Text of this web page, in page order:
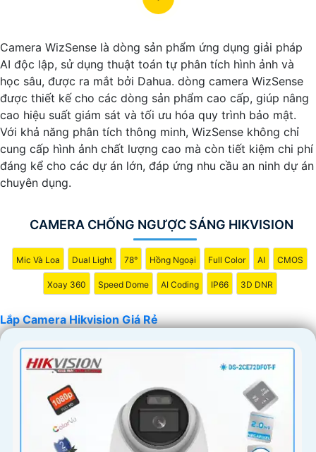
Với kinh nghiệm lâu năm trong lĩnh vực lắp đặt camera an
đến cho quý vị những giải pháp an ninh hiệu quả, đáng tin
cậy và tiết kiệm chi phí.
Camera của Hikvision được biết đến là một trong những
thương hiệu hàng đầu thế giới về giải pháp an ninh video.
Với các tính năng và công nghệ tiên tiến, camera Hikvision
không chỉchắc chắnchất lượng hình ảnh sắc nét mà còn
đem đến sự tin cậy và an toàn cho dự án của quý vị.
Nếu quý vị quan tâm đến việc lắp đặt camera Hikvision giá
rẻ và chuyên nghiệp cho dự án của mình, chúng tôi luôn
Camera WizSense là dòng sản phẩm ứng dụng giải pháp
AI độc lập, sử dụng thuật toán tự phân tích hình ảnh và
học sâu, được ra mắt bởi Dahua. dòng camera WizSense
được thiết kế cho các dòng sản phẩm cao cấp, giúp nâng
cao hiệu suất giám sát và tối ưu hóa quy trình bảo mật.
Với khả năng phân tích thông minh, WizSense không chỉ
cung cấp hình ảnh chất lượng cao mà còn tiết kiệm chi phí
đáng kể cho các dự án lớn, đáp ứng nhu cầu an ninh dự án
chuyên dụng.
CAMERA CHỐNG NGƯỢC SÁNG HIKVISION
Mic Và Loa Dual Light 78° Hồng Ngoại Full Color AI CMOS
Xoay 360 Speed Dome AI Coding IP66 3D DNR
Lắp Camera Hikvision Giá Rẻ